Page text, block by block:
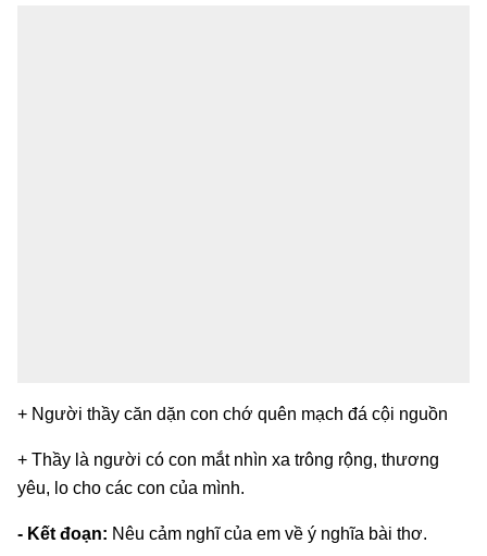
+ Người thầy căn dặn con chớ quên mạch đá cội nguồn
+ Thầy là người có con mắt nhìn xa trông rộng, thương
yêu, lo cho các con của mình.
- Kết đoạn: Nêu cảm nghĩ của em về ý nghĩa bài thơ.